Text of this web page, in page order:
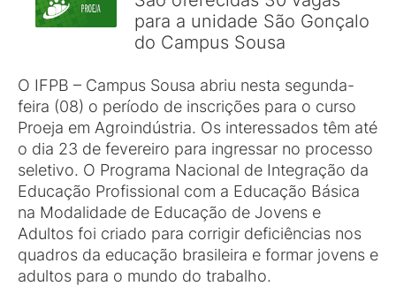
para a unidade São Gonçalo
do Campus Sousa
O IFPB – Campus Sousa abriu nesta segunda-
feira (08) o período de inscrições para o curso
Proeja em Agroindústria. Os interessados têm até
o dia 23 de fevereiro para ingressar no processo
seletivo. O Programa Nacional de Integração da
Educação Profissional com a Educação Básica
na Modalidade de Educação de Jovens e
Adultos foi criado para corrigir deficiências nos
quadros da educação brasileira e formar jovens e
adultos para o mundo do trabalho.